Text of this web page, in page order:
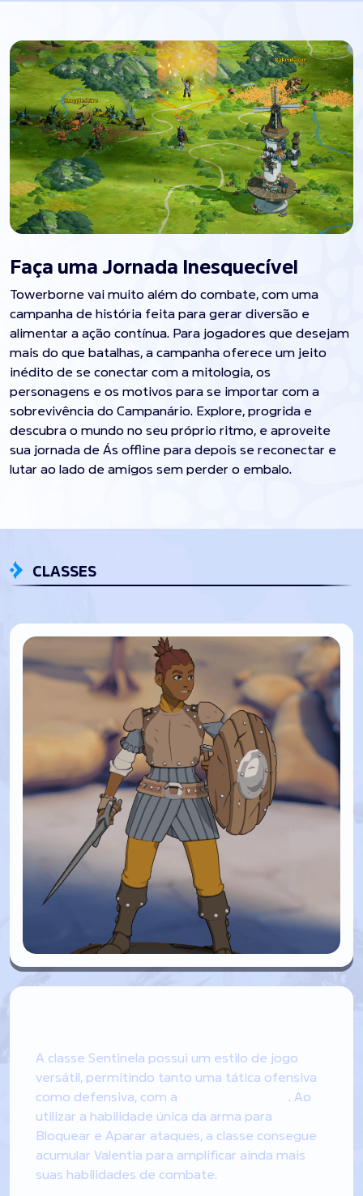
Faça uma Jornada Inesquecível
Towerborne vai muito além do combate, com uma
campanha de história feita para gerar diversão e
alimentar a ação contínua. Para jogadores que desejam
mais do que batalhas, a campanha oferece um jeito
inédito de se conectar com a mitologia, os
personagens e os motivos para se importar com a
sobrevivência do Campanário. Explore, progrida e
descubra o mundo no seu próprio ritmo, e aproveite
sua jornada de Ás offline para depois se reconectar e
lutar ao lado de amigos sem perder o embalo.
CLASSES
A classe Sentinela possui um estilo de jogo
versátil, permitindo tanto uma tática ofensiva
como defensiva, com a
. Ao
utilizar a habilidade única da arma para
Bloquear e Aparar ataques, a classe consegue
acumular Valentia para amplificar ainda mais
suas habilidades de combate.